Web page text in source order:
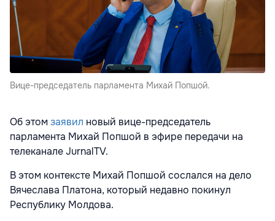
Вице-председатель парламента Михай Попшой.
Об этомзаявил новый вице-председатель
парламента Михай Попшой в эфире передачи на
телеканале JurnalTV.
В этом контексте Михай Попшой сослался на дело
Вячеслава Платона, который недавно покинул
Республику Молдова.